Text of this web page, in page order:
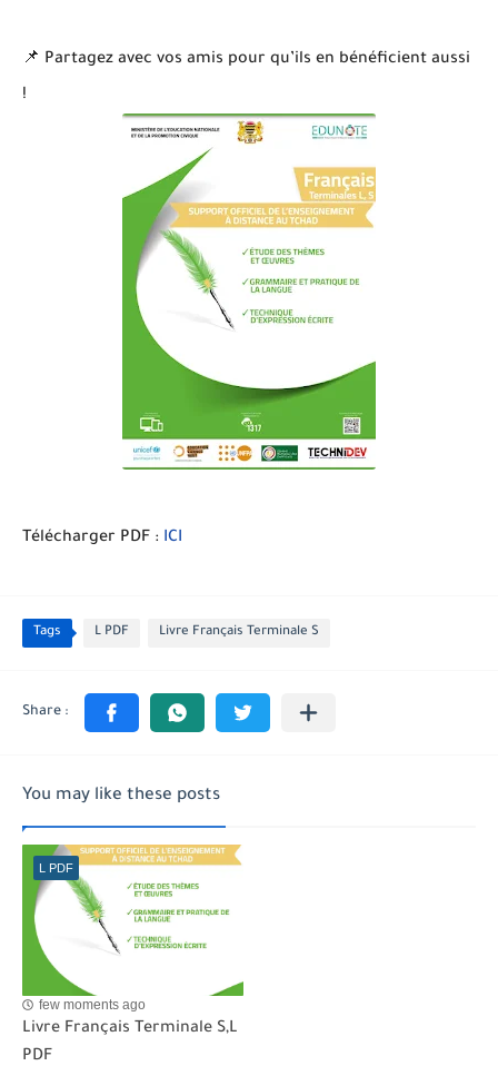
📌 Partagez avec vos amis pour qu’ils en bénéficient aussi
!
Télécharger PDF : ICI
Tags L PDF Livre Français Terminale S
You may like these posts
L PDF
few moments ago
Livre Français Terminale S,L
PDF